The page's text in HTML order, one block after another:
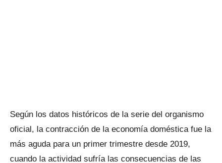
Según los datos históricos de la serie del organismo
oficial, la contracción de la economía doméstica fue la
más aguda para un primer trimestre desde 2019,
cuando la actividad sufría las consecuencias de las